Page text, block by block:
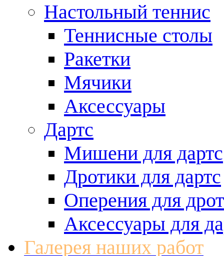
Настольный теннис
Теннисные столы
Ракетки
Мячики
Аксессуары
Дартс
Мишени для дартс
Дротики для дартс
Оперения для
Аксессуары для
Галерея наших работ